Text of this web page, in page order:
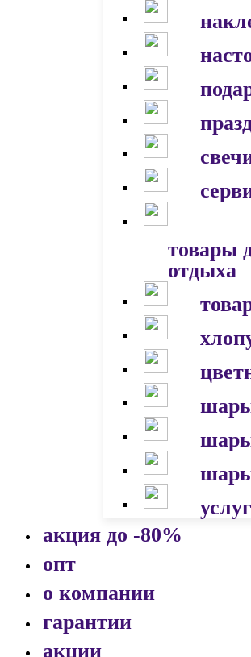
товары
отдыха
акция до -80%
опт
о компании
гарантии
акции